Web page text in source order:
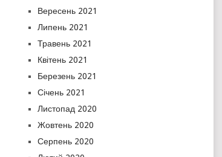
Вересень 2021
Липень 2021
Травень 2021
Квітень 2021
Березень 2021
Січень 2021
Листопад 2020
Жовтень 2020
Серпень 2020